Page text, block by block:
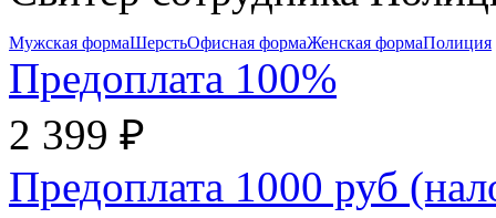
Мужская формаШерстьОфисная формаЖенская формаПолиция
Предоплата 100%
2 399 ₽
Предоплата 1000 руб